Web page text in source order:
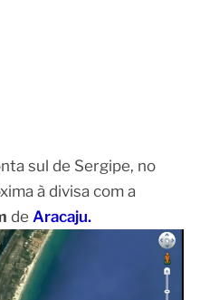
sul de Sergipe, no
à divisa com a
de Aracaju.